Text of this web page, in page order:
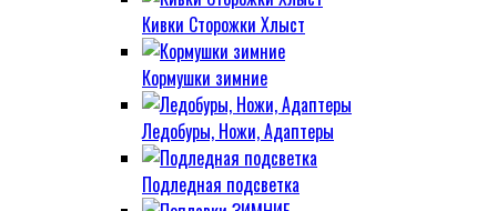
Кивки Сторожки Хлыст
Кормушки зимние
Ледобуры, Ножи, Адаптеры
Подледная подсветка